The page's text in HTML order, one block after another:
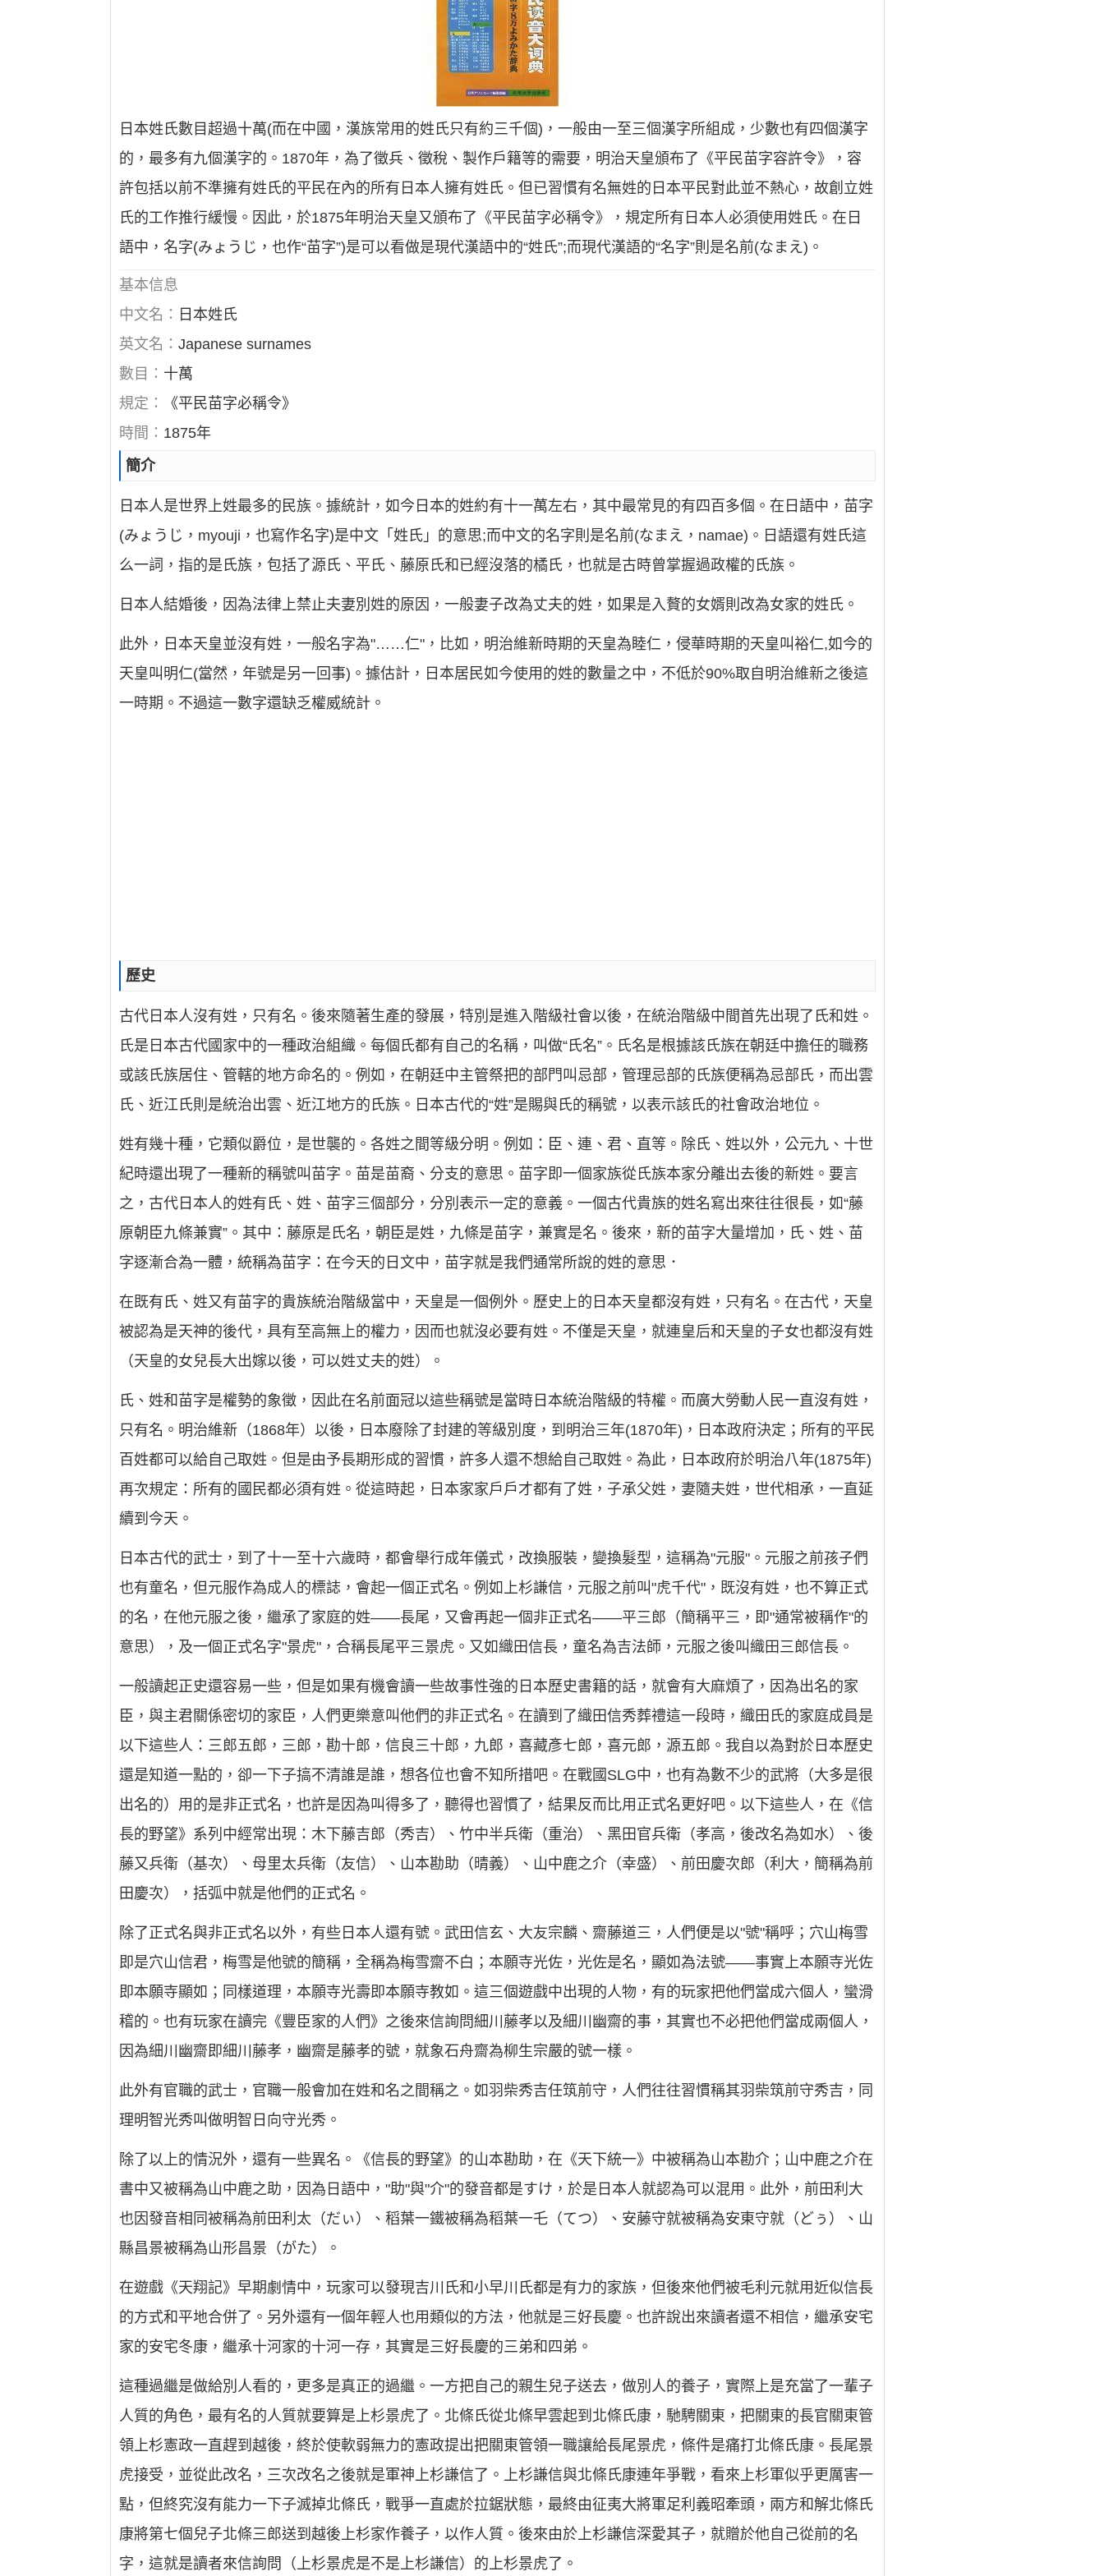
日本姓氏數目超過十萬(而在中國，漢族常用的姓氏只有約三千個)，一般由一至三個漢字所組成，少數也有四個漢字
的，最多有九個漢字的。1870年，為了徵兵、徵稅、製作戶籍等的需要，明治天皇頒布了《平民苗字容許令》，容
許包括以前不準擁有姓氏的平民在內的所有日本人擁有姓氏。但已習慣有名無姓的日本平民對此並不熱心，故創立姓
氏的工作推行緩慢。因此，於1875年明治天皇又頒布了《平民苗字必稱令》，規定所有日本人必須使用姓氏。在日
語中，名字(みょうじ，也作“苗字”)是可以看做是現代漢語中的“姓氏”;而現代漢語的“名字”則是名前(なまえ)。
基本信息
中文名： 日本姓氏
英文名：Japanese surnames
數目： 十萬
規定：
《平民苗字必稱令》
時間： 1875年
簡介
日本人是世界上姓最多的民族。據統計，如今日本的姓約有十一萬左右，其中最常見的有四百多個。在日語中，苗字
(みょうじ，myouji，也寫作名字)是中文「姓氏」的意思;而中文的名字則是名前(なまえ，namae)。日語還有姓氏這
么一詞，指的是氏族，包括了源氏、平氏、藤原氏和已經沒落的橘氏，也就是古時曾掌握過政權的氏族。
日本人結婚後，因為法律上禁止夫妻別姓的原因，一般妻子改為丈夫的姓，如果是入贅的女婿則改為女家的姓氏。
此外，日本天皇並沒有姓，一般名字為"……仁"，比如，明治維新時期的天皇為睦仁，侵華時期的天皇叫裕仁,如今的
天皇叫明仁(當然，年號是另一回事)。據估計，日本居民如今使用的姓的數量之中，不低於90%取自明治維新之後這
一時期。不過這一數字還缺乏權威統計。
歷史
古代日本人沒有姓，只有名。後來隨著生產的發展，特別是進入階級社會以後，在統治階級中間首先出現了氏和姓。
氏是日本古代國家中的一種政治組織。每個氏都有自己的名稱，叫做“氏名”。氏名是根據該氏族在朝廷中擔任的職務
或該氏族居住、管轄的地方命名的。例如，在朝廷中主管祭把的部門叫忌部，管理忌部的氏族便稱為忌部氏，而出雲
氏、近江氏則是統治出雲、近江地方的氏族。日本古代的“姓”是賜與氏的稱號，以表示該氏的社會政治地位。
姓有幾十種，它類似爵位，是世襲的。各姓之間等級分明。例如：臣、連、君、直等。除氏、姓以外，公元九、十世
紀時還出現了一種新的稱號叫苗字。苗是苗裔、分支的意思。苗字即一個家族從氏族本家分離出去後的新姓。要言
之，古代日本人的姓有氏、姓、苗字三個部分，分別表示一定的意義。一個古代貴族的姓名寫出來往往很長，如“藤
原朝臣九條兼實”。其中：藤原是氏名，朝臣是姓，九條是苗字，兼實是名。後來，新的苗字大量增加，氏、姓、苗
字逐漸合為一體，統稱為苗字：在今天的日文中，苗字就是我們通常所說的姓的意思．
在既有氏、姓又有苗字的貴族統治階級當中，天皇是一個例外。歷史上的日本天皇都沒有姓，只有名。在古代，天皇
被認為是天神的後代，具有至高無上的權力，因而也就沒必要有姓。不僅是天皇，就連皇后和天皇的子女也都沒有姓
（天皇的女兒長大出嫁以後，可以姓丈夫的姓）。
氏、姓和苗字是權勢的象徵，因此在名前面冠以這些稱號是當時日本統治階級的特權。而廣大勞動人民一直沒有姓，
只有名。明治維新（1868年）以後，日本廢除了封建的等級別度，到明治三年(1870年)，日本政府決定；所有的平民
百姓都可以給自己取姓。但是由予長期形成的習慣，許多人還不想給自己取姓。為此，日本政府於明治八年(1875年)
再次規定：所有的國民都必須有姓。從這時起，日本家家戶戶才都有了姓，子承父姓，妻隨夫姓，世代相承，一直延
續到今天。
日本古代的武士，到了十一至十六歲時，都會舉行成年儀式，改換服裝，變換髮型，這稱為"元服"。元服之前孩子們
也有童名，但元服作為成人的標誌，會起一個正式名。例如上杉謙信，元服之前叫"虎千代"，既沒有姓，也不算正式
的名，在他元服之後，繼承了家庭的姓――長尾，又會再起一個非正式名――平三郎（簡稱平三，即"通常被稱作"的
意思），及一個正式名字"景虎"，合稱長尾平三景虎。又如織田信長，童名為吉法師，元服之後叫織田三郎信長。
一般讀起正史還容易一些，但是如果有機會讀一些故事性強的日本歷史書籍的話，就會有大麻煩了，因為出名的家
臣，與主君關係密切的家臣，人們更樂意叫他們的非正式名。在讀到了織田信秀葬禮這一段時，織田氏的家庭成員是
以下這些人：三郎五郎，三郎，勘十郎，信良三十郎，九郎，喜藏彥七郎，喜元郎，源五郎。我自以為對於日本歷史
還是知道一點的，卻一下子搞不清誰是誰，想各位也會不知所措吧。在戰國SLG中，也有為數不少的武將（大多是很
出名的）用的是非正式名，也許是因為叫得多了，聽得也習慣了，結果反而比用正式名更好吧。以下這些人，在《信
長的野望》系列中經常出現：木下藤吉郎（秀吉）、竹中半兵衛（重治）、黑田官兵衛（孝高，後改名為如水）、後
藤又兵衛（基次）、母里太兵衛（友信）、山本勘助（晴義）、山中鹿之介（幸盛）、前田慶次郎（利大，簡稱為前
田慶次），括弧中就是他們的正式名。
除了正式名與非正式名以外，有些日本人還有號。武田信玄、大友宗麟、齋藤道三，人們便是以"號"稱呼；穴山梅雪
即是穴山信君，梅雪是他號的簡稱，全稱為梅雪齋不白；本願寺光佐，光佐是名，顯如為法號――事實上本願寺光佐
即本願寺顯如；同樣道理，本願寺光壽即本願寺教如。這三個遊戲中出現的人物，有的玩家把他們當成六個人，蠻滑
稽的。也有玩家在讀完《豐臣家的人們》之後來信詢問細川藤孝以及細川幽齋的事，其實也不必把他們當成兩個人，
因為細川幽齋即細川藤孝，幽齋是藤孝的號，就象石舟齋為柳生宗嚴的號一樣。
此外有官職的武士，官職一般會加在姓和名之間稱之。如羽柴秀吉任筑前守，人們往往習慣稱其羽柴筑前守秀吉，同
理明智光秀叫做明智日向守光秀。
除了以上的情況外，還有一些異名。《信長的野望》的山本勘助，在《天下統一》中被稱為山本勘介；山中鹿之介在
書中又被稱為山中鹿之助，因為日語中，"助"與"介"的發音都是すけ，於是日本人就認為可以混用。此外，前田利大
也因發音相同被稱為前田利太（だぃ）、稻葉一鐵被稱為稻葉一乇（てつ）、安藤守就被稱為安東守就（どぅ）、山
縣昌景被稱為山形昌景（がた）。
在遊戲《天翔記》早期劇情中，玩家可以發現吉川氏和小早川氏都是有力的家族，但後來他們被毛利元就用近似信長
的方式和平地合併了。另外還有一個年輕人也用類似的方法，他就是三好長慶。也許說出來讀者還不相信，繼承安宅
家的安宅冬康，繼承十河家的十河一存，其實是三好長慶的三弟和四弟。
這種過繼是做給別人看的，更多是真正的過繼。一方把自己的親生兒子送去，做別人的養子，實際上是充當了一輩子
人質的角色，最有名的人質就要算是上杉景虎了。北條氏從北條早雲起到北條氏康，馳騁關東，把關東的長官關東管
領上杉憲政一直趕到越後，終於使軟弱無力的憲政提出把關東管領一職讓給長尾景虎，條件是痛打北條氏康。長尾景
虎接受，並從此改名，三次改名之後就是軍神上杉謙信了。上杉謙信與北條氏康連年爭戰，看來上杉軍似乎更厲害一
點，但終究沒有能力一下子滅掉北條氏，戰爭一直處於拉鋸狀態，最終由征夷大將軍足利義昭牽頭，兩方和解北條氏
康將第七個兒子北條三郎送到越後上杉家作養子，以作人質。後來由於上杉謙信深愛其子，就贈於他自己從前的名
字，這就是讀者來信詢問（上杉景虎是不是上杉謙信）的上杉景虎了。